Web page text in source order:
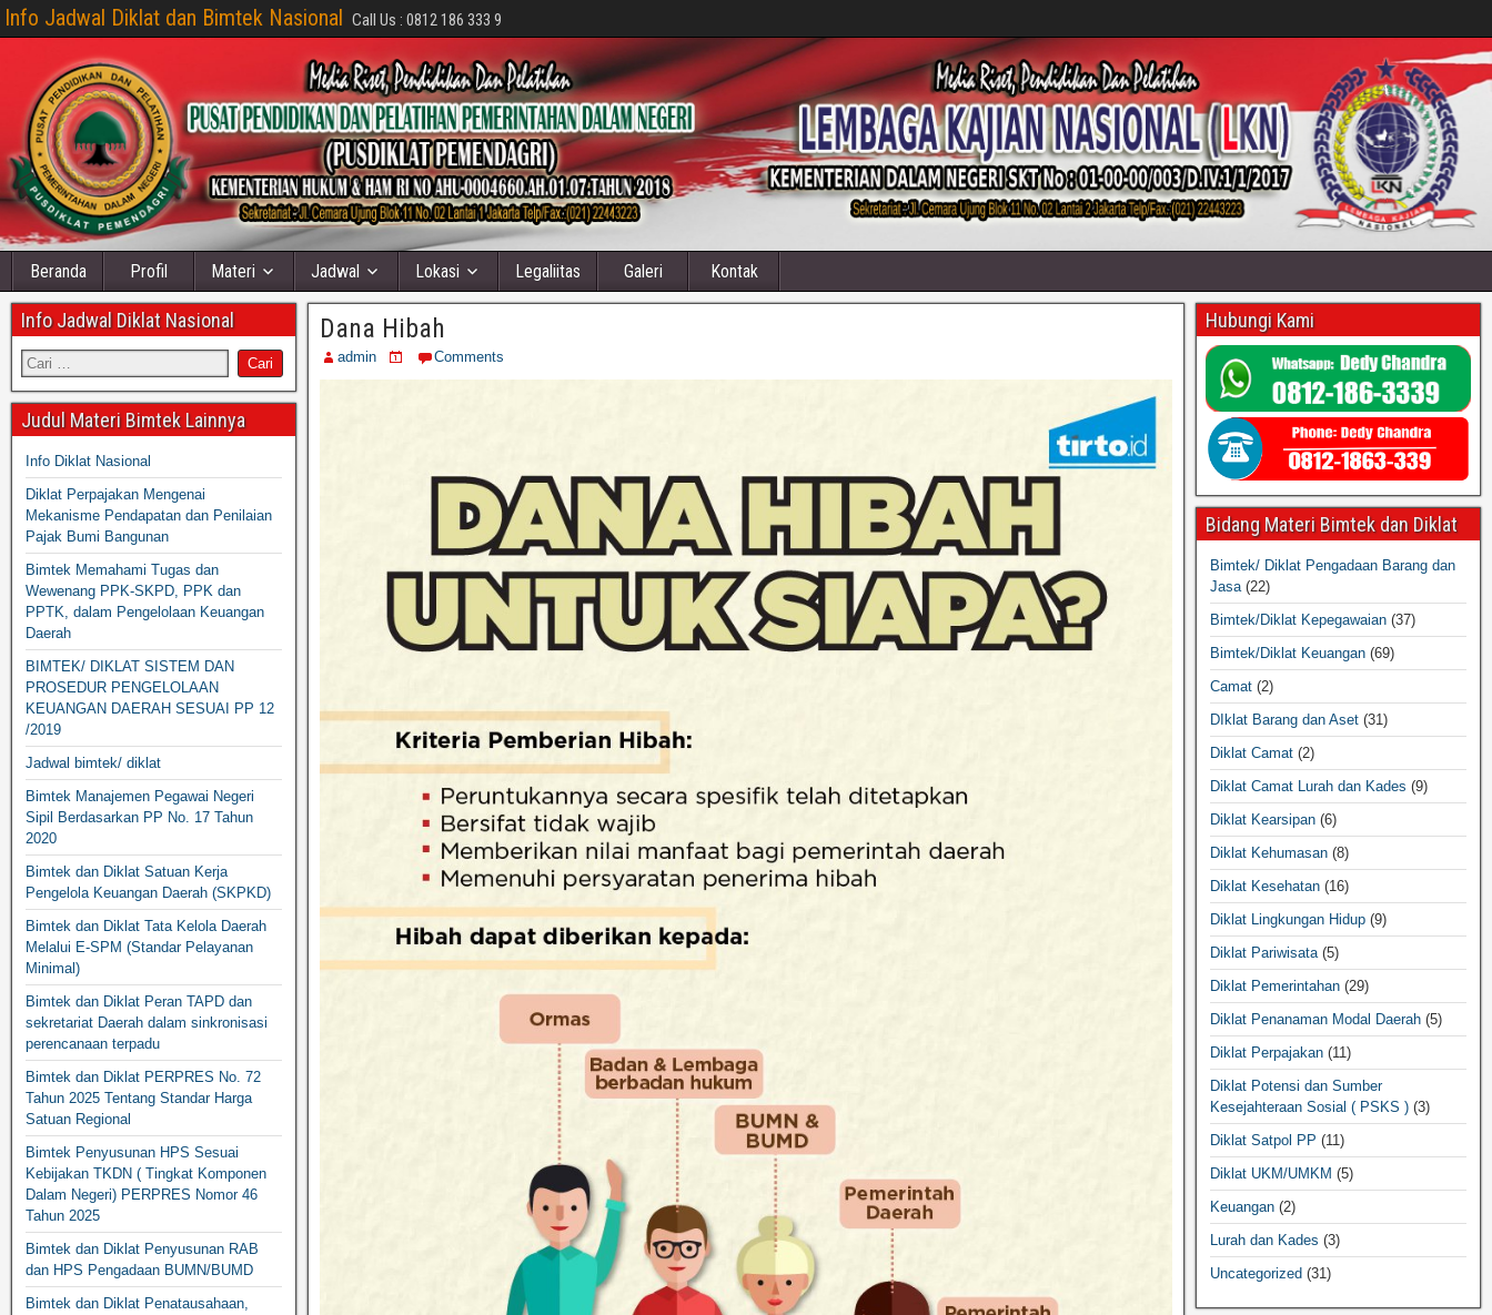
Info Jadwal Diklat dan Bimtek Nasional Call Us : 0812 186 333 9
Beranda Profil Materi Jadwal Lokasi Legaliitas Galeri Kontak
Dana Hibah
admin Comments
Info Jadwal Diklat Nasional
Judul Materi Bimtek Lainnya
Info Diklat Nasional
Diklat Perpajakan Mengenai
Mekanisme Pendapatan dan Penilaian
Pajak Bumi Bangunan
Bimtek Memahami Tugas dan
Wewenang PPK-SKPD, PPK dan
PPTK, dalam Pengelolaan Keuangan
Daerah
BIMTEK/ DIKLAT SISTEM DAN
PROSEDUR PENGELOLAAN
KEUANGAN DAERAH SESUAI PP 12
/2019
Jadwal bimtek/ diklat
Bimtek Manajemen Pegawai Negeri
Sipil Berdasarkan PP No. 17 Tahun
2020
Bimtek dan Diklat Satuan Kerja
Pengelola Keuangan Daerah (SKPKD)
Bimtek dan Diklat Tata Kelola Daerah
Melalui E-SPM (Standar Pelayanan
Minimal)
Bimtek dan Diklat Peran TAPD dan
sekretariat Daerah dalam sinkronisasi
perencanaan terpadu
Bimtek dan Diklat PERPRES No. 72
Tahun 2025 Tentang Standar Harga
Satuan Regional
Bimtek Penyusunan HPS Sesuai
Kebijakan TKDN ( Tingkat Komponen
Dalam Negeri) PERPRES Nomor 46
Tahun 2025
Bimtek dan Diklat Penyusunan RAB
dan HPS Pengadaan BUMN/BUMD
Bimtek dan Diklat Penatausahaan,
Hubungi Kami
Bidang Materi Bimtek dan Diklat
Bimtek/ Diklat Pengadaan Barang dan
Jasa(22)
Bimtek/Diklat Kepegawaian (37)
Bimtek/Diklat Keuangan (69)
Camat (2)
DIklat Barang dan Aset (31)
Diklat Camat (2)
Diklat Camat Lurah dan Kades (9)
Diklat Kearsipan (6)
Diklat Kehumasan (8)
Diklat Kesehatan (16)
Diklat Lingkungan Hidup (9)
Diklat Pariwisata(5)
Diklat Pemerintahan (29)
Diklat Penanaman Modal Daerah (5)
Diklat Perpajakan (11)
Diklat Potensi dan Sumber
Kesejahteraan Sosial ( PSKS ) (3)
Diklat Satpol PP (11)
Diklat UKM/UMKM (5)
Keuangan (2)
Lurah dan Kades (3)
Uncategorized (31)